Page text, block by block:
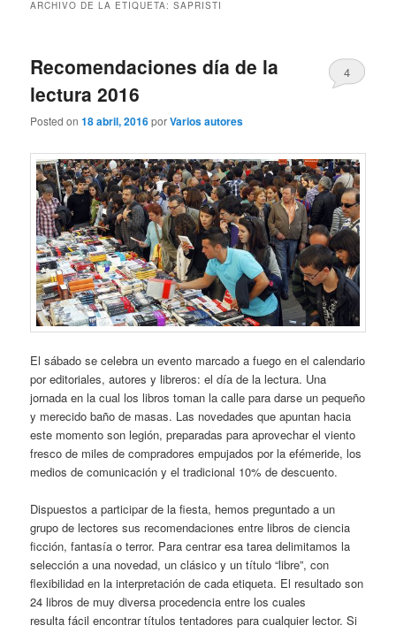
ARCHIVO DE LA ETIQUETA:SAPRISTI
Recomendaciones día de la
lectura 2016
Posted on18 abril, 2016porVarios autores
4
El sábado se celebra un evento marcado a fuego en el calendario
por editoriales, autores y libreros: el día de la lectura. Una
jornada en la cual los libros toman la calle para darse un pequeño
y merecido baño de masas. Las novedades que apuntan hacia
este momento son legión, preparadas para aprovechar el viento
fresco de miles de compradores empujados por la efémeride, los
medios de comunicación y el tradicional 10% de descuento.
Dispuestos a participar de la fiesta, hemos preguntado a un
grupo de lectores sus recomendaciones entre libros de ciencia
ficción, fantasía o terror. Para centrar esa tarea delimitamos la
selección a una novedad, un clásico y un título “libre”, con
flexibilidad en la interpretación de cada etiqueta. El resultado son
24 libros de muy diversa procedencia entre los cuales
resulta fácil encontrar títulos tentadores para cualquier lector. Si